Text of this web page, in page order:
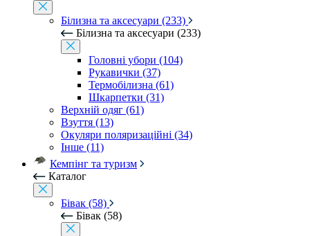
Білизна та аксесуари (233)
Білизна та аксесуари (233)
Головні убори (104)
Рукавички (37)
Термобілизна (61)
Шкарпетки (31)
Верхній одяг (61)
Взуття (13)
Окуляри поляризаційні (34)
Інше (11)
Кемпінг та туризм
Каталог
Бівак (58)
Бівак (58)